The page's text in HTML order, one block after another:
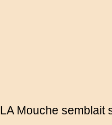
LA Mouche semblait